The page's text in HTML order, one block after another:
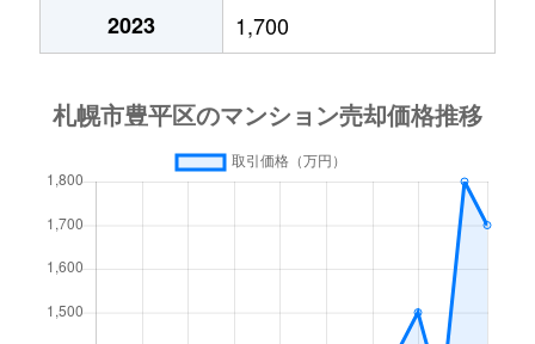
月寒西５条
1,600万円
月寒東１条
2,300万円 月寒中央
徒歩
2,100万円 月寒中央
月寒東１条
徒歩
月寒東１条
2,100万円 福住
月寒東１条
2023
1,700